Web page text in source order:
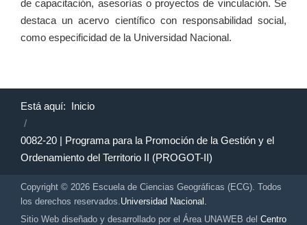
de capacitación, asesorías o proyectos de vinculación. Se
destaca un acervo científico con responsabilidad social,
como especificidad de la Universidad Nacional.
Está aquí: Inicio
0082-20 | Programa para la Promoción de la Gestión y el
Ordenamiento del Territorio II (PROGOT-II)
Copyright © 2026 Escuela de Ciencias Geográficas (ECG). Todos
los derechos reservados. Universidad Nacional.
Sitio Web diseñado y desarrollado por el Área UNAWEB del Centro